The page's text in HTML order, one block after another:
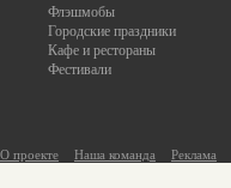
Флэшмобы
Городские праздники
Кафе и рестораны
Фестивали
О проекте Наша команда Реклама